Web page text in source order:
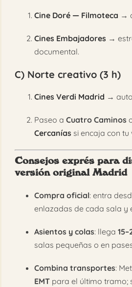
Cine Doré — Filmoteca →
Cines Embajadores→
documental.
C) Norte creativo (3 h)
Cines Verdi Madrid →
Paseo a Cuatro Caminos
Cercaníassi encaja con tu
Consejos exprés para
versión original Madrid
Compra oficial: entra
enlazadas de cada sala y
Asientos y colas: llega
salas pequeñas o en
Combina transportes:
EMTpara el último tramo;